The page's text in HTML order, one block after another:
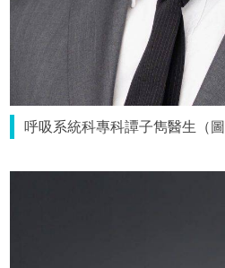
呼吸系統科專科譚子雋醫生（